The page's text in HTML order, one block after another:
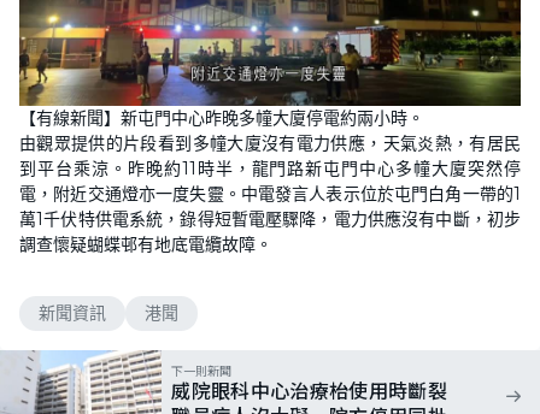
【有線新聞】新屯門中心昨晚多幢大廈停電約兩小時。
由觀眾提供的片段看到多幢大廈沒有電力供應，天氣炎熱，有居民
到平台乘涼。昨晚約11時半，龍門路新屯門中心多幢大廈突然停
電，附近交通燈亦一度失靈。中電發言人表示位於屯門白角一帶的1
萬1千伏特供電系統，錄得短暫電壓驟降，電力供應沒有中斷，初步
調查懷疑蝴蝶邨有地底電纜故障。
新聞資訊 港聞
下一則新聞
威院眼科中心治療枱使用時斷裂